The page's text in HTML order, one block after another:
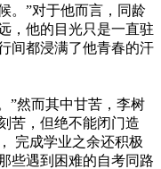
。”对于他而言，同龄
，他的目光只是一直驻
间都浸满了他青春的汗
”然而其中甘苦，李树
苦，但绝不能闭门造
完成学业之余还积极
些遇到困难的自考同路